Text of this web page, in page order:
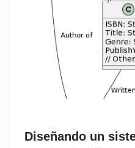
Diseñando un